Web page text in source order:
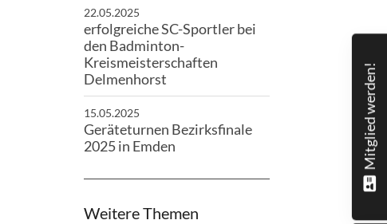
22.05.2025
erfolgreiche SC-Sportler bei
den Badminton-
Kreismeisterschaften
Delmenhorst
15.05.2025
Geräteturnen Bezirksfinale
2025 in Emden
Weitere Themen
Mitglied werden!